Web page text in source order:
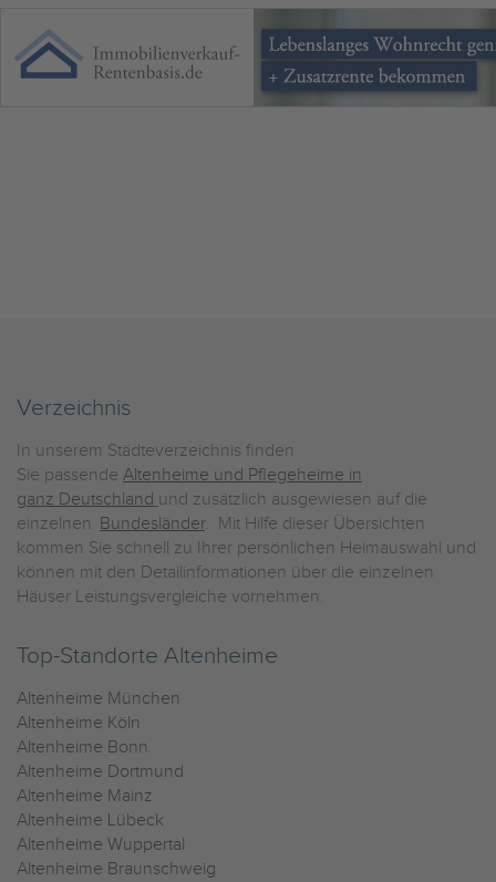
Verzeichnis
In unserem Städteverzeichnis finden
Sie passende Altenheime und Pflegeheime in
ganz Deutschland und zusätzlich ausgewiesen auf die
einzelnen Bundesländer. Mit Hilfe dieser Übersichten
kommen Sie schnell zu Ihrer persönlichen Heimauswahl und
können mit den Detailinformationen über die einzelnen
Häuser Leistungsvergleiche vornehmen.
Top-Standorte Altenheime
Altenheime München
Altenheime Köln
Altenheime Bonn
Altenheime Dortmund
Altenheime Mainz
Altenheime Lübeck
Altenheime Wuppertal
Altenheime Braunschweig